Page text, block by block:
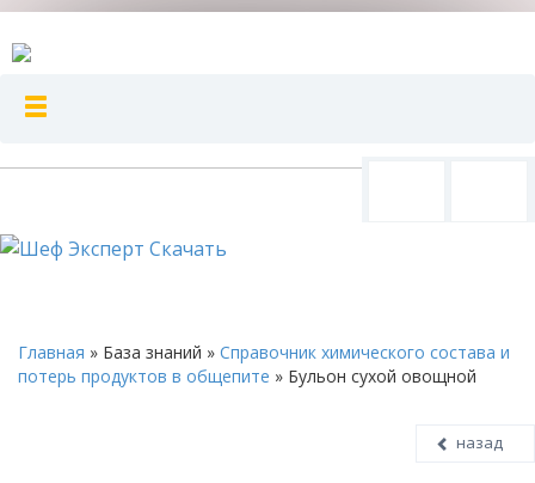
Главная » База знаний » Справочник химического состава и
потерь продуктов в общепите » Бульон сухой овощной
назад